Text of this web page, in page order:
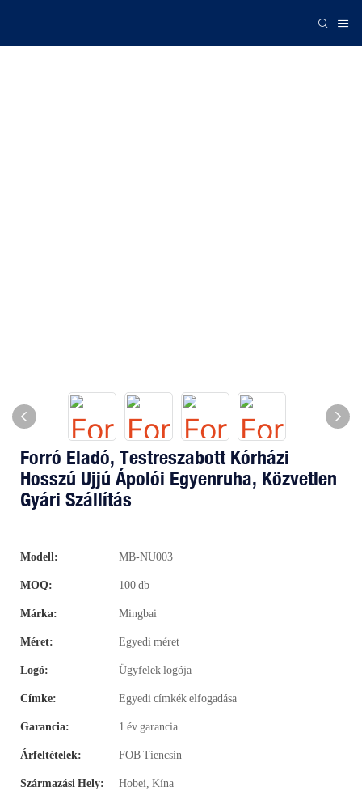
Forró Eladó, Testreszabott Kórházi
Hosszú Ujjú Ápolói Egyenruha, Közvetlen
Gyári Szállítás
Modell: MB-NU003
MOQ: 100 db
Márka: Mingbai
Méret: Egyedi méret
Logó: Ügyfelek logója
Címke: Egyedi címkék elfogadása
Garancia: 1 év garancia
Árfeltételek: FOB Tiencsin
Származási Hely: Hobei, Kína